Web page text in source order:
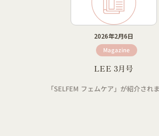
2026年2月6日
Magazine
LEE 3月号
「SELFEM フェムケア」が紹介され